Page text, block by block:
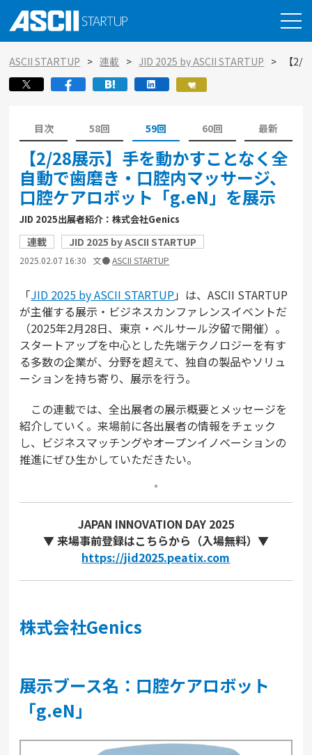
ASCII STARTUP 連載 JID 2025 by ASCII STARTUP 【2/
目次 58回 59回 60回 最新
【2/28展示】手を動かすことなく全
自動で歯磨き・口腔内マッサージ、
口腔ケアロボット「g.eN」を展示
JID 2025出展者紹介：株式会社Genics
連載 JID 2025 by ASCII STARTUP
2025.02.07 16:30 文●ASCII STARTUP
「JID 2025 by ASCII STARTUP」は、ASCII STARTUP
が主催する展示・ビジネスカンファレンスイベントだ
（2025年2月28日、東京・ベルサール汐留で開催）。
スタートアップを中心とした先端テクノロジーを有す
る多数の企業が、分野を超えて、独自の製品やソリュ
ーションを持ち寄り、展示を行う。
この連載では、全出展者の展示概要とメッセージを
紹介していく。来場前に各出展者の情報をチェック
し、ビジネスマッチングやオープンイノベーションの
推進にぜひ生かしていただきたい。
JAPAN INNOVATION DAY 2025
▼ 来場事前登録はこちらから（入場無料）▼
https://jid2025.peatix.com
株式会社Genics
展示ブース名：口腔ケアロボット
「g.eN」